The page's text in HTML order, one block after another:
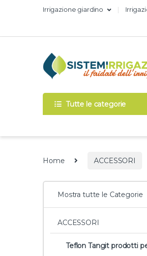
Skip to navigation
Skip to contentIrrigazione giardino
Tutte le categorie
Home ACCESSORI
Mostra tutte le Categorie
ACCESSORI
Teflon Tangit prodotti